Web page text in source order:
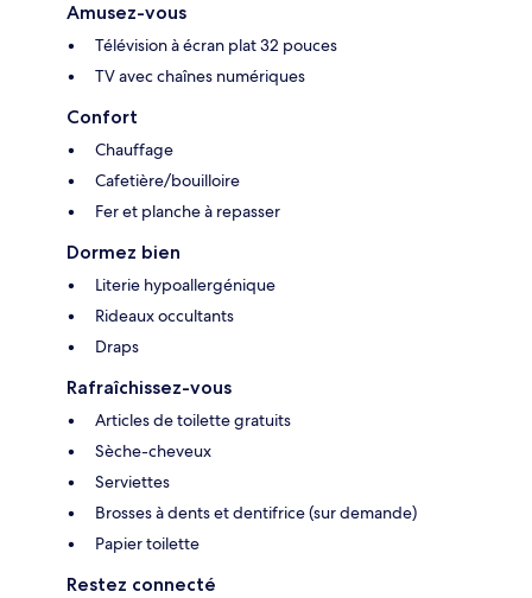
Amusez-vous
Télévision à écran plat 32 pouces
TV avec chaînes numériques
Confort
Chauffage
Cafetière/bouilloire
Fer et planche à repasser
Dormez bien
Literie hypoallergénique
Rideaux occultants
Draps
Rafraîchissez-vous
Articles de toilette gratuits
Sèche-cheveux
Serviettes
Brosses à dents et dentifrice (sur demande)
Papier toilette
Restez connecté